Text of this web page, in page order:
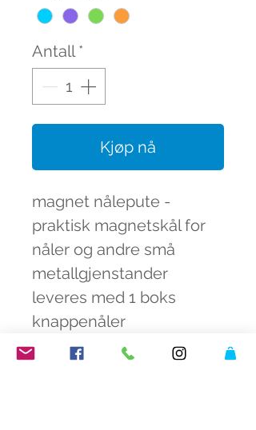
Antall *
Kjøp nå
magnet nålepute -
praktisk magnetskål for
nåler og andre små
metallgjenstander
leveres med 1 boks
knappenåler